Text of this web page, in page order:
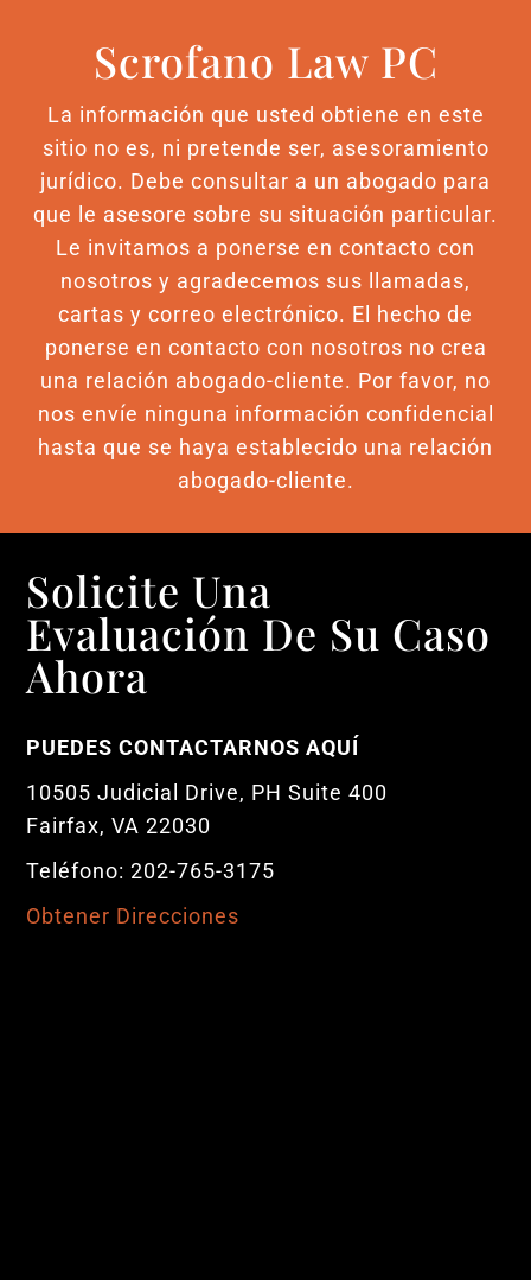
Scrofano Law PC
La información que usted obtiene en este
sitio no es, ni pretende ser, asesoramiento
jurídico. Debe consultar a un abogado para
que le asesore sobre su situación particular.
Le invitamos a ponerse en contacto con
nosotros y agradecemos sus llamadas,
cartas y correo electrónico. El hecho de
ponerse en contacto con nosotros no crea
una relación abogado-cliente. Por favor, no
nos envíe ninguna información confidencial
hasta que se haya establecido una relación
abogado-cliente.
Solicite Una
Evaluación De Su Caso
Ahora
PUEDES CONTACTARNOS AQUÍ
10505 Judicial Drive, PH Suite 400
Fairfax, VA 22030
Teléfono: 202-765-3175
Obtener Direcciones